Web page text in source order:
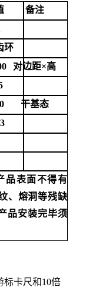
备注
环
对边距×高
干基态
3
品表面不得有
、熔洞等残缺
品安装完毕须
标卡尺和10倍